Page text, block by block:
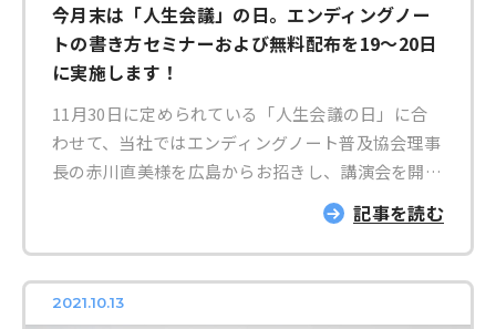
生100年応援プランを開始しました。 【人生100年
応援プランとは？】 家から施設へ、施設から家
へ、施設内移動など 小さいお引越をサポートする
お得なプランです。 人生100年時代に向けた健康
寿命の延伸のため、お片付けを通じたサポートとし
て 老人ホーム・ケアハウス・グループホームなど
引越しの荷造りのお手伝い ・お引越しと同時にご
不要品もお引取りができる（追加料金） ・手放し
づらい物はコンテナ保管という選択肢がある まず
今月末は「人生会議」の日。エンディングノー
トの書き方セミナーおよび無料配布を19～20日
に実施します！
11月30日に定められている「人生会議の日」に合
わせて、当社ではエンディングノート普及協会理事
長の赤川直美様を広島からお招きし、講演会を開催
します。弊社オリジナルのエンディングノート「想
いをカタチに」の無料配布をする他、弊社管理栄養
士による講演や地元警察から特殊詐欺抑止に関連し
たお話もしていただきます。 瀬戸市は11月19日
（金）14：00～16：00、尾張旭市では11月20日
記事を読む
2021.10.13